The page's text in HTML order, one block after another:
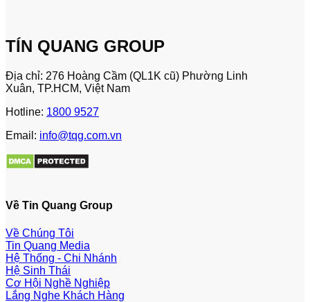
TÍN QUANG GROUP
Địa chỉ: 276 Hoàng Cầm (QL1K cũ) Phường Linh
Xuân, TP.HCM, Việt Nam
Hotline: 1800 9527
Email: info@tqg.com.vn
Về Tin Quang Group
Về Chúng Tôi
Tin Quang Media
Hệ Thống - Chi Nhánh
Hệ Sinh Thái
Cơ Hội Nghề Nghiệp
Lắng Nghe Khách Hàng